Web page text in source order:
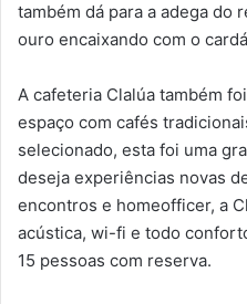
também dá para a adega do
ouro encaixando com o
A cafeteria Clalúa também
espaço com cafés
selecionado, esta foi uma
deseja experiências novas
encontros e homeofficer, a
acústica, wi-fi e todo
15 pessoas com reserva.